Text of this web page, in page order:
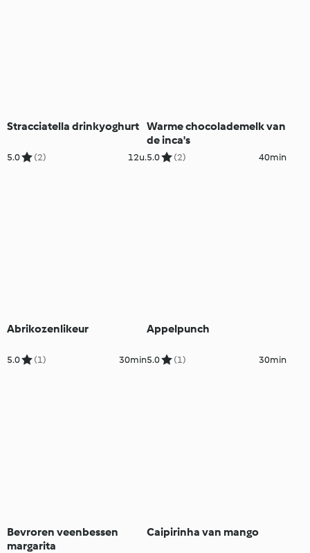
Stracciatella drinkyoghurt
5.0 (2) 12u.
Warme chocolademelk van
de inca's
5.0 (2) 40min
Abrikozenlikeur
5.0 (1) 30min
Appelpunch
5.0 (1) 30min
Bevroren veenbessen
margarita
Caipirinha van mango